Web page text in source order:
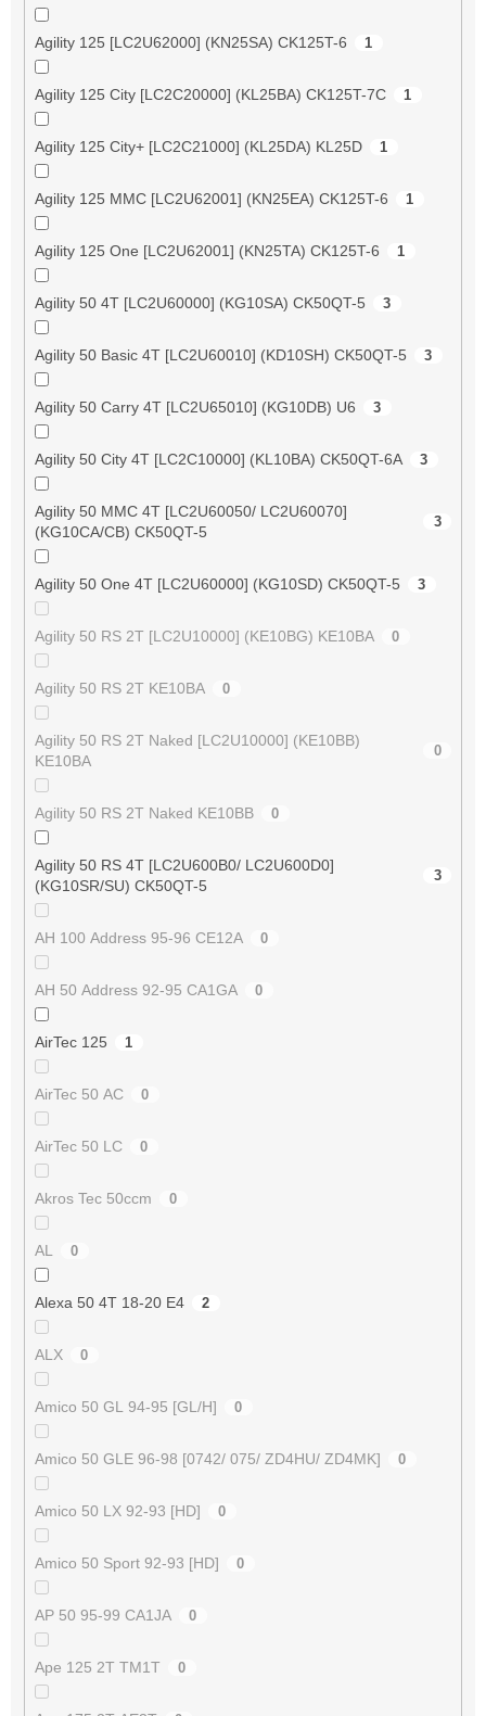
Agility 125 [LC2U62000] (KN25SA) CK125T-6 1
Agility 125 City [LC2C20000] (KL25BA) CK125T-7C 1
Agility 125 City+ [LC2C21000] (KL25DA) KL25D 1
Agility 125 MMC [LC2U62001] (KN25EA) CK125T-6 1
Agility 125 One [LC2U62001] (KN25TA) CK125T-6 1
Agility 50 4T [LC2U60000] (KG10SA) CK50QT-5 3
Agility 50 Basic 4T [LC2U60010] (KD10SH) CK50QT-5 3
Agility 50 Carry 4T [LC2U65010] (KG10DB) U6 3
Agility 50 City 4T [LC2C10000] (KL10BA) CK50QT-6A 3
Agility 50 MMC 4T [LC2U60050/ LC2U60070]
(KG10CA/CB) CK50QT-5
3
Agility 50 One 4T [LC2U60000] (KG10SD) CK50QT-5 3
Agility 50 RS 2T [LC2U10000] (KE10BG) KE10BA 0
Agility 50 RS 2T KE10BA 0
Agility 50 RS 2T Naked [LC2U10000] (KE10BB)
KE10BA
0
Agility 50 RS 2T Naked KE10BB 0
Agility 50 RS 4T [LC2U600B0/ LC2U600D0]
(KG10SR/SU) CK50QT-5
3
AH 100 Address 95-96 CE12A 0
AH 50 Address 92-95 CA1GA 0
AirTec 125 1
AirTec 50 AC 0
AirTec 50 LC 0
Akros Tec 50ccm 0
AL 0
Alexa 50 4T 18-20 E4 2
ALX 0
Amico 50 GL 94-95 [GL/H] 0
Amico 50 GLE 96-98 [0742/ 075/ ZD4HU/ ZD4MK] 0
Amico 50 LX 92-93 [HD] 0
Amico 50 Sport 92-93 [HD] 0
AP 50 95-99 CA1JA 0
Ape 125 2T TM1T 0